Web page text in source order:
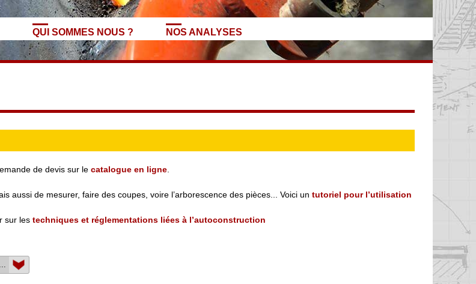
QUI SOMMES NOUS ? NOS ANALYSES
de devis sur lecatalogue en ligne
aussi de mesurer, faire des coupes, voire l’arborescence des pièces... Voici untutoriel pour l’utilisation
sur lestechniques et réglementations liées à l’autoconstruction